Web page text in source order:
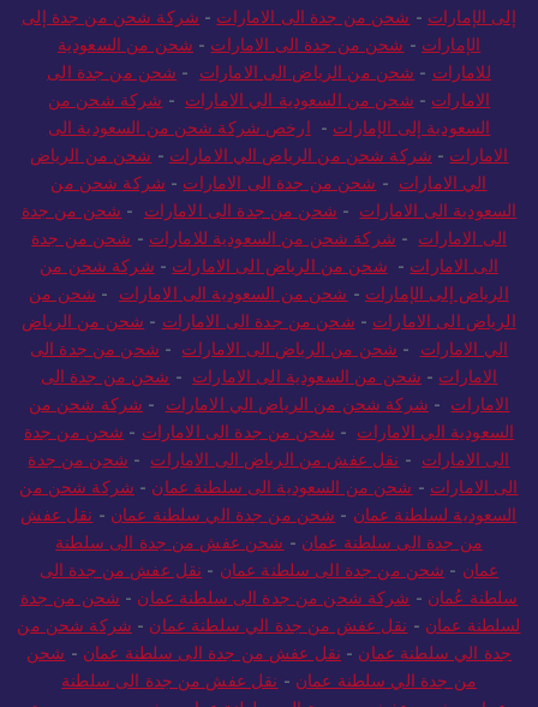
إلى الإمارات - شحن من جدة الى الامارات - شركة شحن من جدة إلى
الإمارات - شحن من جدة الى الامارات - شحن من السعودية
للامارات - شحن من الرياض الى الامارات - شحن من جدة الى
الامارات - شحن من السعودية الي الامارات - شركة شحن من
السعودية إلى الإمارات - ارخص شركة شحن من السعودية الى
الامارات - شركة شحن من الرياض الي الامارات - شحن من الرياض
الي الامارات - شحن من جدة الى الامارات - شركة شحن من
السعودية الى الامارات - شحن من جدة الى الامارات - شحن من جدة
الى الامارات - شركة شحن من السعودية للامارات - شحن من جدة
الى الامارات - شحن من الرياض الى الامارات - شركة شحن من
الرياض إلى الإمارات - شحن من السعودية الى الامارات - شحن من
الرياض الى الامارات - شحن من جدة الى الامارات - شحن من الرياض
الي الامارات - شحن من الرياض الى الامارات - شحن من جدة الى
الامارات - شحن من السعودية الى الامارات - شحن من جدة الى
الامارات - شركة شحن من الرياض الي الامارات - شركة شحن من
السعودية الي الامارات - شحن من جدة الى الامارات - شحن من جدة
الى الامارات - نقل عفش من الرياض الى الامارات - شحن من جدة
الى الامارات - شحن من السعودية الى سلطنة عمان - شركة شحن من
السعودية لسلطنة عمان - شحن من جدة الي سلطنة عمان - نقل عفش
من جدة الى سلطنة عمان - شحن عفش من جدة الى سلطنة
عمان - شحن من جدة الى سلطنة عمان - نقل عفش من جدة الى
سلطنة عُمان - شركة شحن من جدة الى سلطنة عمان - شحن من جدة
لسلطنة عمان - نقل عفش من جدة الي سلطنة عمان - شركة شحن من
جدة الي سلطنة عمان - نقل عفش من جدة الى سلطنة عمان - شحن
من جدة الي سلطنة عمان - نقل عفش من جدة الى سلطنة